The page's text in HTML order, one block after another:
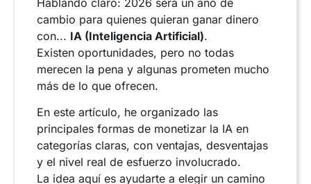
cambio para quienes quieran ganar dinero
con... IA (Inteligencia Artificial).
Existen oportunidades, pero no todas
merecen la pena y algunas prometen mucho
más de lo que ofrecen.
En este artículo, he organizado las
principales formas de monetizar la IA en
categorías claras, con ventajas, desventajas
y el nivel real de esfuerzo involucrado.
La idea aquí es ayudarte a elegir un camino